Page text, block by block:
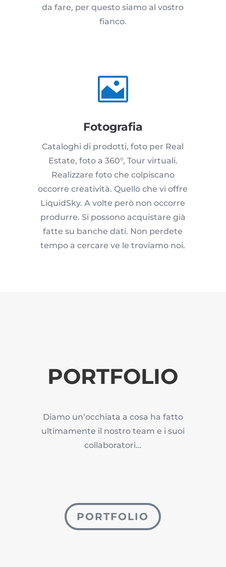
da fare, per questo siamo al vostro
fianco.

Fotografia
Cataloghi di prodotti, foto per Real
Estate, foto a 360°, Tour virtuali.
Realizzare foto che colpiscano
occorre creatività. Quello che vi offre
LiquidSky. A volte però non occorre
produrre. Si possono acquistare già
fatte su banche dati. Non perdete
tempo a cercare ve le troviamo noi.
PORTFOLIO
Diamo un’occhiata a cosa ha fatto
ultimamente il nostro team e i suoi
collaboratori…
PORTFOLIO